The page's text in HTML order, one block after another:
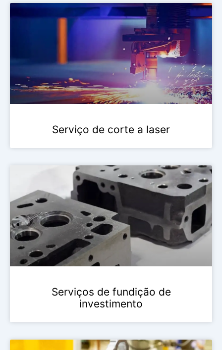
Serviço de corte a laser
Serviços de fundição de
investimento